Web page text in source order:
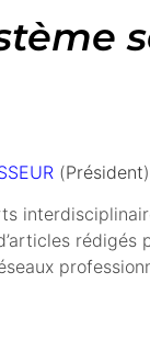
(Président
rédigés